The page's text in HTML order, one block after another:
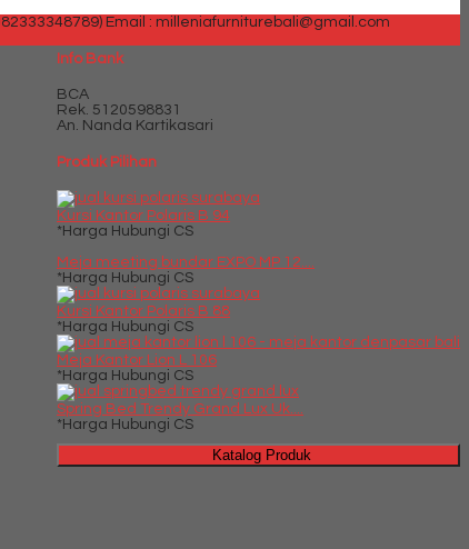
Email : milleniafurniturebali@gmail.com
Info Bank
BCA
Rek. 5120598831
An. Nanda Kartikasari
Produk Pilihan
Kursi Kantor Polaris B 94
*Harga Hubungi CS
Meja meeting bundar EXPO MP 12....
*Harga Hubungi CS
Kursi Kantor Polaris B 88
*Harga Hubungi CS
Meja Kantor Lion L 106
*Harga Hubungi CS
Spring Bed Trendy Grand Lux Uk....
*Harga Hubungi CS
Katalog Produk